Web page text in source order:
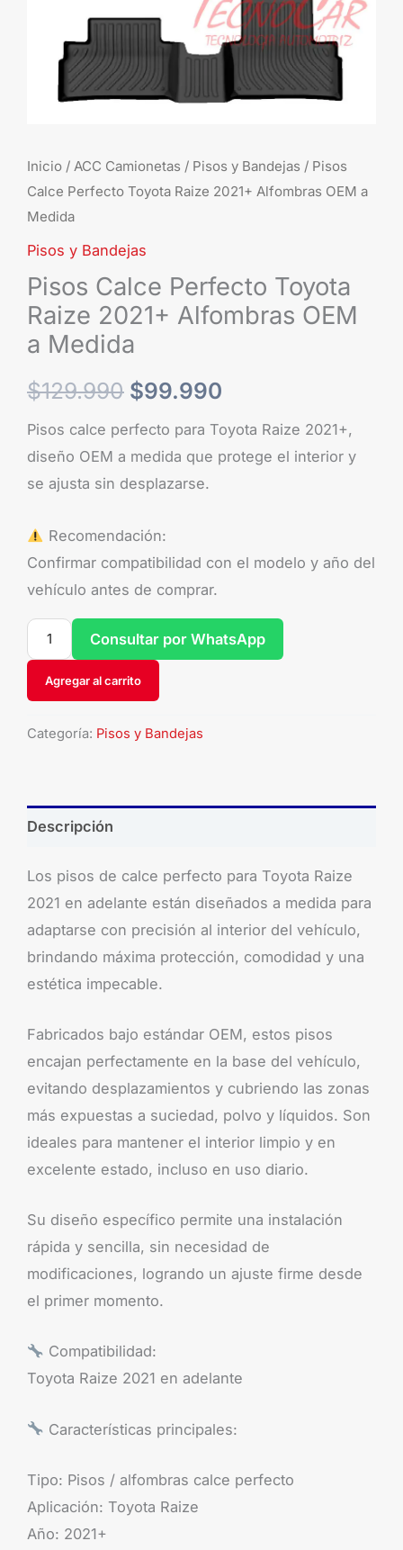
Inicio / ACC Camionetas / Pisos y Bandejas / Pisos
Calce Perfecto Toyota Raize 2021+ Alfombras OEM a
Medida
Pisos y Bandejas
Pisos Calce Perfecto Toyota
Raize 2021+ Alfombras OEM
a Medida
$129.990 $99.990
Pisos calce perfecto para Toyota Raize 2021+,
diseño OEM a medida que protege el interior y
se ajusta sin desplazarse.
Recomendación:
Confirmar compatibilidad con el modelo y año del
vehículo antes de comprar.
cantidad
Agregar al carrito
Consultar por WhatsApp
Categoría: Pisos y Bandejas
Descripción
Los pisos de calce perfecto para Toyota Raize
2021 en adelante están diseñados a medida para
adaptarse con precisión al interior del vehículo,
brindando máxima protección, comodidad y una
estética impecable.
Fabricados bajo estándar OEM, estos pisos
encajan perfectamente en la base del vehículo,
evitando desplazamientos y cubriendo las zonas
más expuestas a suciedad, polvo y líquidos. Son
ideales para mantener el interior limpio y en
excelente estado, incluso en uso diario.
Su diseño específico permite una instalación
rápida y sencilla, sin necesidad de
modificaciones, logrando un ajuste firme desde
el primer momento.
Compatibilidad:
Toyota Raize 2021 en adelante
Características principales:
Tipo: Pisos / alfombras calce perfecto
Aplicación: Toyota Raize
Año: 2021+